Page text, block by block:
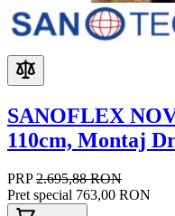
SANOFLEX
110cm, Montaj
PRP 2.695,88 RON
Pret special 763,00 RON